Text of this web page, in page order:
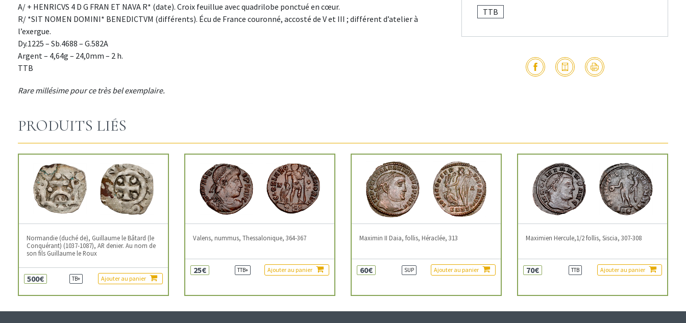
A/ + HENRICVS 4 D G FRAN ET NAVA R* (date). Croix feuillue avec quadrilobe ponctué en cœur.
R/ *SIT NOMEN DOMINI* BENEDICTVM (différents). Écu de France couronné, accosté de V et III ; différent d’atelier à
l’exergue.
Dy.1225 – Sb.4688 – G.582A
Argent – 4,64g – 24,0mm – 2 h.
TTB
Rare millésime pour ce très bel exemplaire.
TTB
PRODUITS LIÉS
Normandie (duché de), Guillaume le Bâtard (le
Conquérant) (1037-1087), AR denier. Au nom de
son fils Guillaume le Roux
500€ TB+ Ajouter au panier
Valens, nummus, Thessalonique, 364-367
25€ TTB+ Ajouter au panier
Maximin II Daia, follis, Héraclée, 313
60€ SUP Ajouter au panier
Maximien Hercule,1/2 follis, Siscia, 307-308
70€ TTB Ajouter au panier